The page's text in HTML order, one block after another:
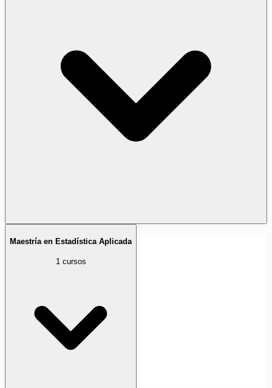
Maestría en Estadística Aplicada
1 cursos